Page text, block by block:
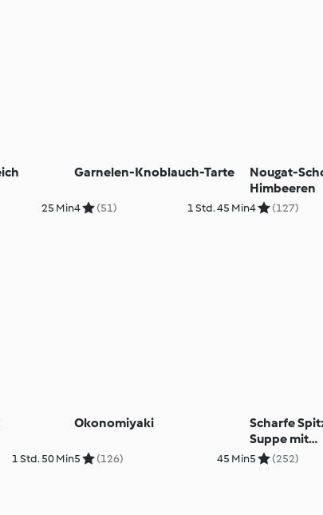
25 Min
Garnelen-Knoblauch-Tarte
4 (51) 1 Std. 45 Min
Nougat-
Himbeeren
4 (127)
1 Std. 50 Min
Okonomiyaki
5 (126) 45 Min
Scharfe
Suppe mit
5 (252)